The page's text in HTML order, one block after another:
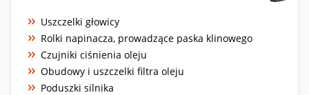
Uszczelki głowicy
Rolki napinacza, prowadzące paska klinowego
Czujniki ciśnienia oleju
Obudowy i uszczelki filtra oleju
Poduszki silnika